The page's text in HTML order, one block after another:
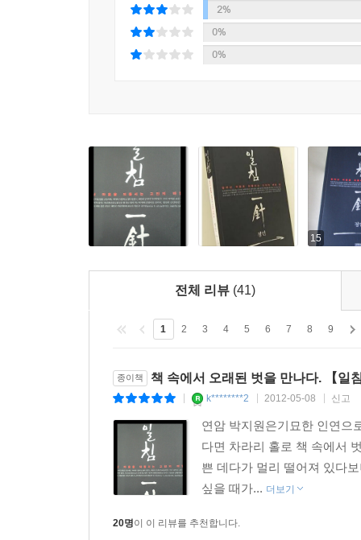
필패지가必敗之家
틀림없이 망하게 되어 있는 집안
거전보과鋸箭補鍋
-쇠 사람이 세 번 입을 봉하다
예실구야禮失求野
-사라진 예법을 시골에서 찾는다
지상담병紙上談兵
-이론만 능하고 실전에 약한 병통
-시비를 분별하여 붙들어서 지킨다
-모든 재앙은 입에서 비롯된다
-일처리는 언제나 꼼꼼하고 면밀하게
방무여지旁無餘地
-여지가 없으면 행실이 각박하다
피음사둔避淫邪遁
-번드르한 말 속에서 본질을 간파한다
상두보소桑土補巢
-뽕나무 뿌리로 허술한 둥지를 고치다
맹인할마盲人轄馬
없다. 총선을 앞두고 모호한 기준의 공천 심사로
2%
0%
0%
15
전체 리뷰 (41)
1 2 3 4 5 6 7 8 9
종이책 책 속에서 오래된 벗을 만나다. 【일
k********2 2012-05-08 신고
연암 박지원은기묘한 인연으
다면 차라리 홀로 책 속에서
쁜 데다가 멀리 떨어져 있다
싶을 때가... 더보기
20명이 이 리뷰를 추천합니다.